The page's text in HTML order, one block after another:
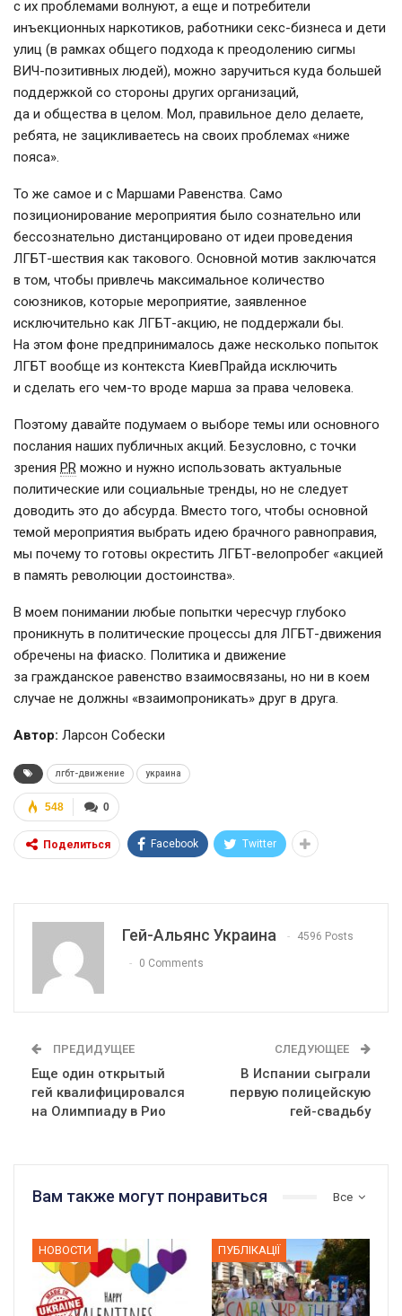
с их проблемами волнуют, а еще и потребители
инъекционных наркотиков, работники секс-бизнеса и дети
улиц (в рамках общего подхода к преодолению сигмы
ВИЧ-позитивных людей), можно заручиться куда большей
поддержкой со стороны других организаций,
да и общества в целом. Мол, правильное дело делаете,
ребята, не зацикливаетесь на своих проблемах «ниже
пояса».
То же самое и с Маршами Равенства. Само
позиционирование мероприятия было сознательно или
бессознательно дистанцировано от идеи проведения
ЛГБТ-шествия как такового. Основной мотив заключатся
в том, чтобы привлечь максимальное количество
союзников, которые мероприятие, заявленное
исключительно как ЛГБТ-акцию, не поддержали бы.
На этом фоне предпринималось даже несколько попыток
ЛГБТ вообще из контекста КиевПрайда исключить
и сделать его чем-то вроде марша за права человека.
Поэтому давайте подумаем о выборе темы или основного
послания наших публичных акций. Безусловно, с точки
зрения PR можно и нужно использовать актуальные
политические или социальные тренды, но не следует
доводить это до абсурда. Вместо того, чтобы основной
темой мероприятия выбрать идею брачного равноправия,
мы почему то готовы окрестить ЛГБТ-велопробег «акцией
в память революции достоинства».
В моем понимании любые попытки чересчур глубоко
проникнуть в политические процессы для ЛГБТ-движения
обречены на фиаско. Политика и движение
за гражданское равенство взаимосвязаны, но ни в коем
случае не должны «взаимопроникать» друг в друга.
Автор: Ларсон Собески
лгбт-движение украина
0
548
Поделиться Facebook Twitter
Гей-Альянс Украина 4596 Posts
0 Comments
ПРЕДИДУЩЕЕ
Еще один открытый
гей квалифицировался
на Олимпиаду в Рио
СЛЕДУЮЩЕЕ
В Испании сыграли
первую полицейскую
гей-свадьбу
Все
Вам также могут понравиться
НОВОСТИ ПУБЛІКАЦІЇ